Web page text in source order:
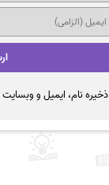
ذخیره نام، ایمیل و